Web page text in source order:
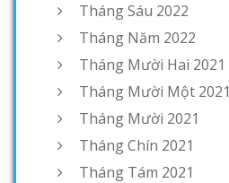
Tháng Sáu 2022
Tháng Năm 2022
Tháng Mười Hai 2021
Tháng Mười Một 2021
Tháng Mười 2021
Tháng Chín 2021
Tháng Tám 2021